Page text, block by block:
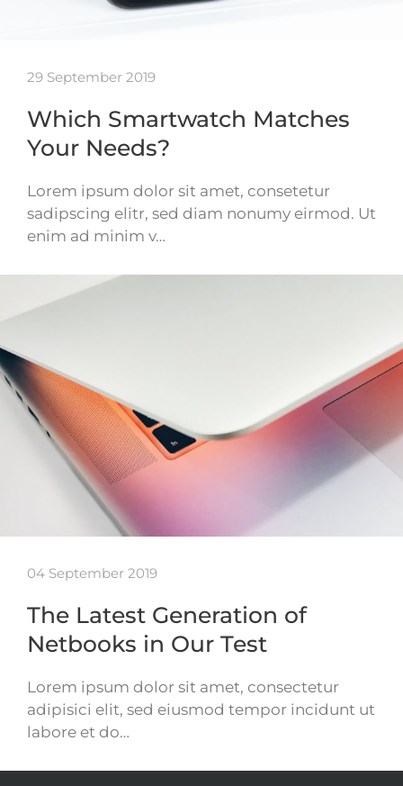
29 September 2019
Which Smartwatch Matches
Your Needs?
Lorem ipsum dolor sit amet, consetetur
sadipscing elitr, sed diam nonumy eirmod. Ut
enim ad minim v…
04 September 2019
The Latest Generation of
Netbooks in Our Test
Lorem ipsum dolor sit amet, consectetur
adipisici elit, sed eiusmod tempor incidunt ut
labore et do…